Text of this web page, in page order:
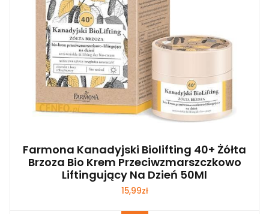
Farmona Kanadyjski Biolifting 40+ Żółta
Brzoza Bio Krem Przeciwzmarszczkowo
Liftingujący Na Dzień 50Ml
15,99zł